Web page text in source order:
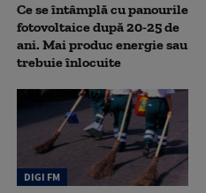
Ce se întâmplă cu panourile
fotovoltaice după 20-25 de
ani. Mai produc energie sau
trebuie înlocuite
DIGI FM